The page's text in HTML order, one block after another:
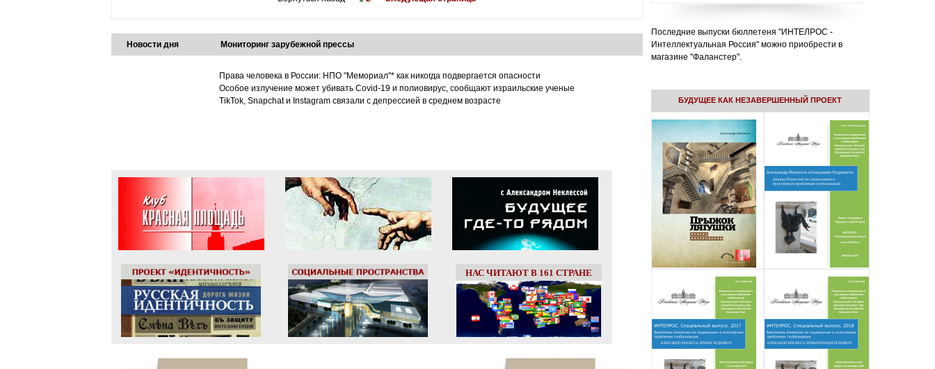
Новости дня Мониторинг зарубежной прессы
Права человека в России: НПО "Мемориал"* как никогда подвергается опасности
Особое излучение может убивать Covid-19 и полиовирус, сообщают израильские ученые
TikTok, Snapchat и Instagram связали с депрессией в среднем возрасте
НАС ЧИТАЮТ В 161 СТРАНЕ
Последние выпуски бюллетеня "ИНТЕЛРОС -
Интеллектуальная Россия" можно приобрести в
магазине "Фаланстер".
БУДУЩЕЕ КАК НЕЗАВЕРШЕННЫЙ ПРОЕКТ